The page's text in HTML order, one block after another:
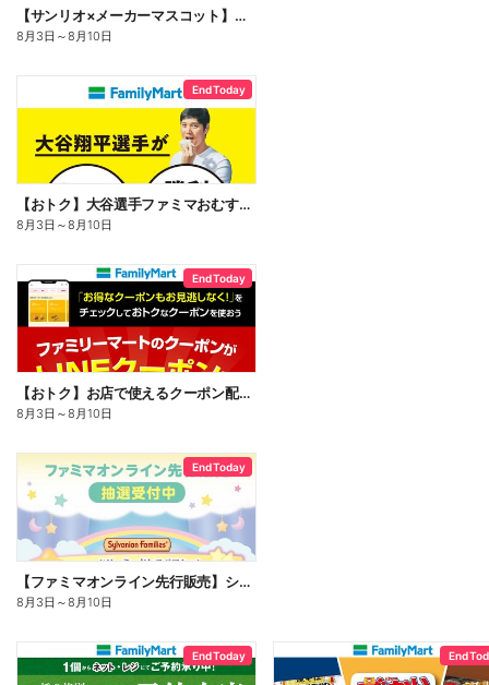
【サンリオ×メーカーマスコット】オリジナルグッズ貰える!
8月3日 ～8月10日
End Today
【おトク】大谷選手ファミマおむすび割
8月3日 ～8月10日
End Today
【おトク】お店で使えるクーポン配信中
8月3日 ～8月10日
End Today
【ファミマオンライン先行販売】シルバニアファミリー
8月3日 ～8月10日
End Today End